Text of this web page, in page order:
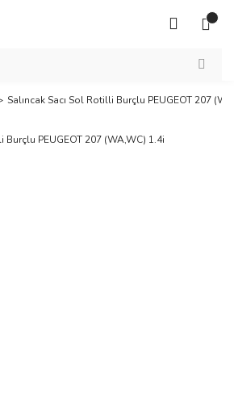
Salıncak Sacı Sol Rotilli Burçlu PEUGEOT 207